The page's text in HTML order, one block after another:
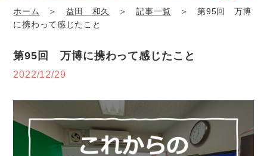
ホーム ＞ 益田 和久 ＞記事一覧 ＞ 第95回 万博
に携わって感じたこと
第95回 万博に携わって感じたこと
2022/12/29